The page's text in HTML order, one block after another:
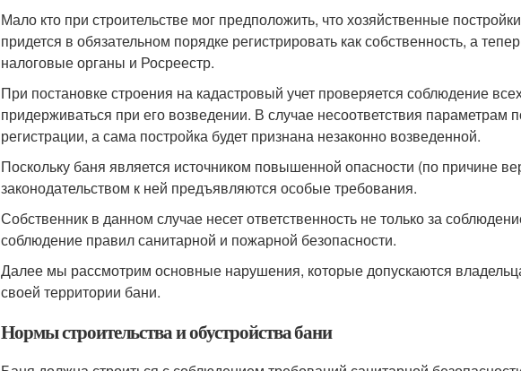
Мало кто при строительстве мог предположить, что хозяйственные
придется в обязательном порядке регистрировать как собственность, а
налоговые органы и Росреестр.
При постановке строения на кадастровый учет проверяется соблюдение
придерживаться при его возведении. В случае несоответствия параметрам
регистрации, а сама постройка будет признана незаконно возведенной.
Поскольку баня является источником повышенной опасности (по причине
законодательством к ней предъявляются особые требования.
Собственник в данном случае несет ответственность не только за
соблюдение правил санитарной и пожарной безопасности.
Далее мы рассмотрим основные нарушения, которые допускаются
своей территории бани.
Нормы строительства и обустройства бани